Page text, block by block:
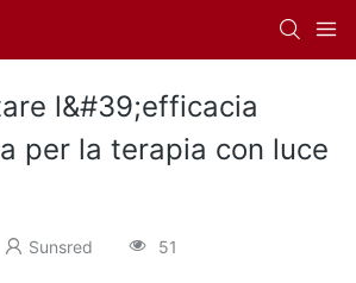
l&#39;efficacia
per la terapia con luce
Sunsred 51